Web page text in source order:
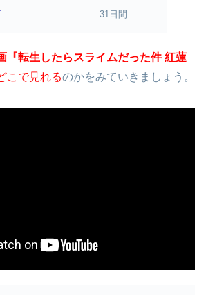
31日間
『転生したらスライムだった件 紅蓮
こで見れるのかをみていきましょう。